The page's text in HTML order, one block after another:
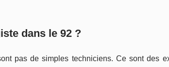
dans le 92 ?
pas de simples techniciens. Ce sont des